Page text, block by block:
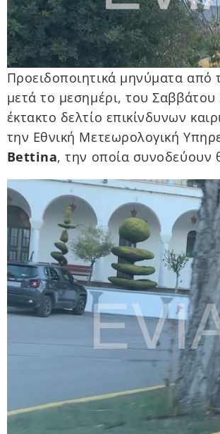
Προειδοποιητικά μηνύματα από
μετά το μεσημέρι, του
έκτακτο δελτίο επικίνδυνων
την Εθνική Μετεωρολογική
Bettina, την οποία συνοδεύουν